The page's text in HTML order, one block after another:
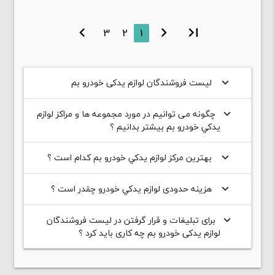
first_page
chevron_left
1
2
3
chevron_right
keyboard_arrow_down لیست فروشندگان لوازم یدکی خودرو بم
keyboard_arrow_down چگونه می توانیم در مورد مجموعه ها و مراکز لوازم
يدکي خودرو بم بیشتر بدانیم ؟
keyboard_arrow_down بهترین مرکز لوازم يدکي خودرو بم کدام است ؟
keyboard_arrow_down هزینه حدودی لوازم يدکي خودرو چقدر است ؟
keyboard_arrow_down
برای تبلیغات و قرار گرفتن در لیست فروشندگان
لوازم یدکی خودرو بم چه کاری باید کرد ؟